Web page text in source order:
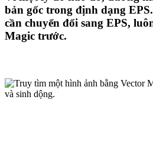
bản gốc trong định dạng
cần chuyển đổi sang EPS,
Magic trước.